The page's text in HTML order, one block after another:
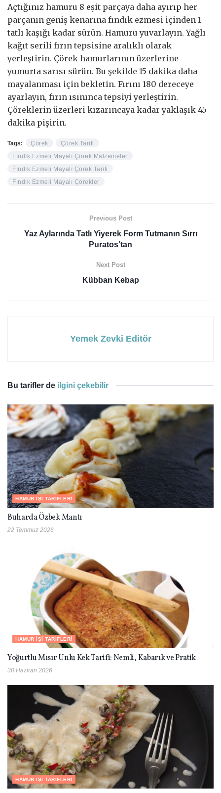
Açtığınız hamuru 8 eşit parçaya daha ayırıp her
parçanın geniş kenarına fındık ezmesi içinden 1
tatlı kaşığı kadar sürün. Hamuru yuvarlayın. Yağlı
kağıt serili fırın tepsisine aralıklı olarak
yerleştirin. Çörek hamurlarının üzerlerine
yumurta sarısı sürün. Bu şekilde 15 dakika daha
mayalanması için bekletin. Fırını 180 dereceye
ayarlayın, fırın ısınınca tepsiyi yerleştirin.
Çöreklerin üzerleri kızarıncaya kadar yaklaşık 45
dakika pişirin.
Tags: Çörek
Çörek Tarifi
Fındık Ezmeli Mayalı Çörek Malzemeler
Fındık Ezmeli Mayalı Çörek Tarifi
Fındık Ezmeli Mayalı Çörekler
Previous Post
Yaz Aylarında Tatlı Yiyerek Form Tutmanın Sırrı
Puratos’tan
Next Post
Kübban Kebap
Yemek Zevki Editör
Bu tarifler de ilgini çekebilir
HAMUR İŞI TARIFLERI
Buharda Özbek Mantı
22 Temmuz 2026
HAMUR İŞI TARIFLERI
Yoğurtlu Mısır Unlu Kek Tarifi: Nemli, Kabarık ve Pratik
30 Haziran 2026
HAMUR İŞI TARIFLERI